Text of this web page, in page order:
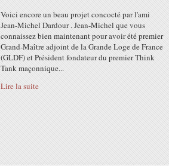
Voici encore un beau projet concocté par l'ami
Jean-Michel Dardour . Jean-Michel que vous
connaissez bien maintenant pour avoir été premier
Grand-Maître adjoint de la Grande Loge de France
(GLDF) et Président fondateur du premier Think
Tank maçonnique...
Lire la suite